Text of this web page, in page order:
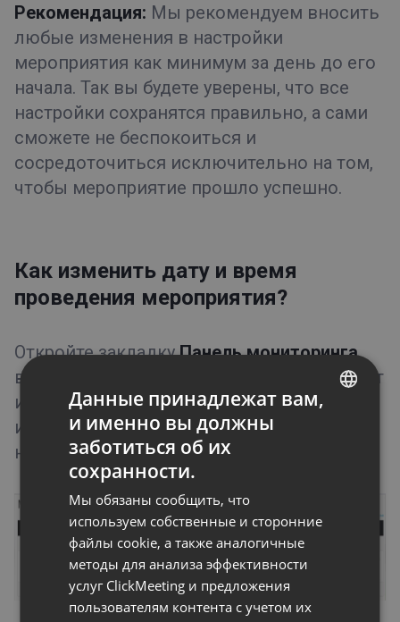
Рекомендация: Мы рекомендуем вносить
любые изменения в настройки
мероприятия как минимум за день до его
начала. Так вы будете уверены, что все
настройки сохранятся правильно, а сами
сможете не беспокоиться и
сосредоточиться исключительно на том,
чтобы мероприятие прошло успешно.
Как изменить дату и время
проведения мероприятия?
Откройте закладкуПанель мониторинга,
выберите
справа от
имени переговорной. Здесь вы сможете
изменить время проведения и другие
настройки мероприятия.
POLISH
RUSSIAN
PORTUGUESE
Данные принадлежат вам,
и именно вы должны
заботиться об их
сохранности.
Мы обязаны сообщить, что
используем собственные и сторонние
файлы cookie, а также аналогичные
методы для анализа эффективности
услуг ClickMeeting и предложения
пользователям контента с учетом их